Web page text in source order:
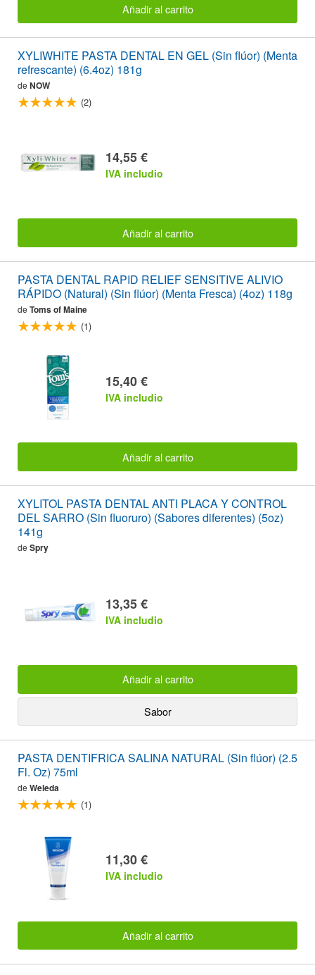
Añadir al carrito
XYLIWHITE PASTA DENTAL EN GEL (Sin flúor) (Menta
refrescante) (6.4oz) 181g
de NOW
(2)
14,55 €
IVA includio
Añadir al carrito
PASTA DENTAL RAPID RELIEF SENSITIVE ALIVIO
RÁPIDO (Natural) (Sin flúor) (Menta Fresca) (4oz) 118g
de Toms of Maine
(1)
15,40 €
IVA includio
Añadir al carrito
XYLITOL PASTA DENTAL ANTI PLACA Y CONTROL
DEL SARRO (Sin fluoruro) (Sabores diferentes) (5oz)
141g
de Spry
13,35 €
IVA includio
Añadir al carrito
Sabor
PASTA DENTIFRICA SALINA NATURAL (Sin flúor) (2.5
Fl. Oz) 75ml
de Weleda
(1)
11,30 €
IVA includio
Añadir al carrito